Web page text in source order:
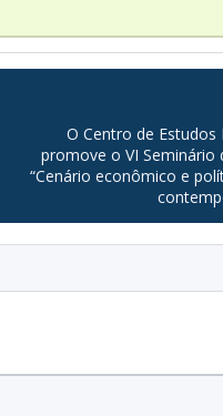
O Centro de Estudos
promove o VI Seminário
“Cenário econômico e